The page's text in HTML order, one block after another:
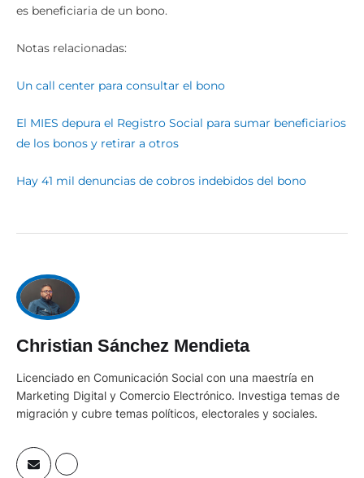
es beneficiaria de un bono.
Notas relacionadas:
Un call center para consultar el bono
El MIES depura el Registro Social para sumar beneficiarios
de los bonos y retirar a otros
Hay 41 mil denuncias de cobros indebidos del bono
Christian Sánchez Mendieta
Licenciado en Comunicación Social con una maestría en
Marketing Digital y Comercio Electrónico. Investiga temas de
migración y cubre temas políticos, electorales y sociales.